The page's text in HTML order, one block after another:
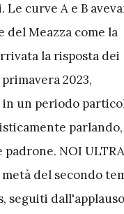
curve A e B
Meazza come la
la risposta dei
2023,
un periodo
NOI
del secondo
seguiti